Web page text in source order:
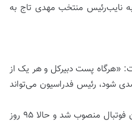
نایب‌رئیس منتخب مهدی تاج به
8 ماده 67 توضیح داده است: «هرگاه پست دبیرکل و هر یک از
شود، رئیس فدراسیون می‌تواند
مریم منظمی در تاریخ سوم اسفندماه 1401 در نقش سرپرست نایب‌رئیسی زنان فدراسیون فوتبال منصوب شد و حالا 95 روز